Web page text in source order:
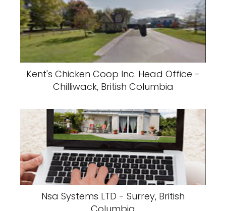
Kent's Chicken Coop Inc. Head Office -
Chilliwack, British Columbia
Nsa Systems LTD - Surrey, British